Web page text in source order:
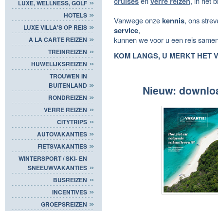
LUXE, WELLNESS, GOLF
HOTELS
LUXE VILLA'S OP REIS
A LA CARTE REIZEN
TREINREIZEN
HUWELIJKSREIZEN
TROUWEN IN
BUITENLAND
RONDREIZEN
VERRE REIZEN
CITYTRIPS
AUTOVAKANTIES
FIETSVAKANTIES
WINTERSPORT / SKI- EN
SNEEUWVAKANTIES
BUSREIZEN
INCENTIVES
GROEPSREIZEN
Vanwege onzekennis, ons
service,
kunnen we voor u een reis
KOM LANGS, U MERKT
Nieuw: